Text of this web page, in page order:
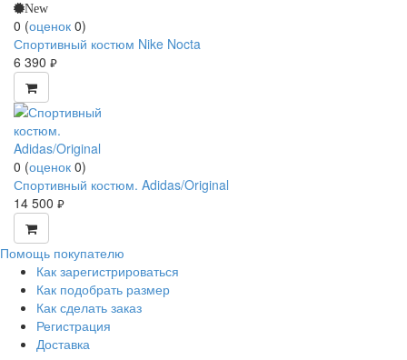
New
0 (оценок 0)
Спортивный костюм Nike Nocta
6 390 руб.
0 (оценок 0)
Спортивный костюм. Adidas/Original
14 500 руб.
Помощь покупателю
Как зарегистрироваться
Как подобрать размер
Как сделать заказ
Регистрация
Доставка